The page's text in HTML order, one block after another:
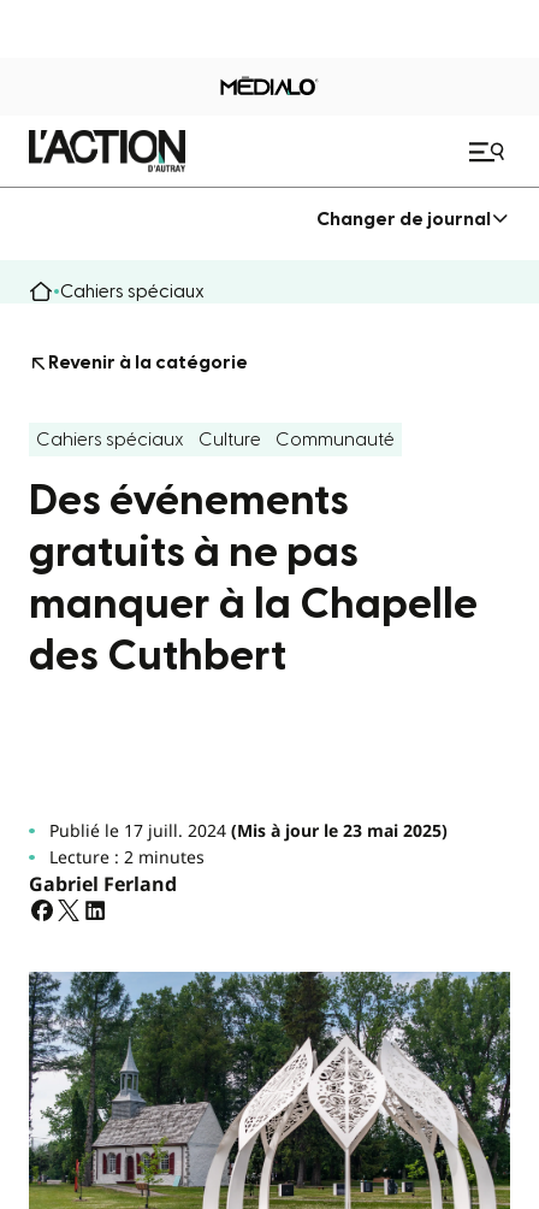
Changer de journal
Cahiers spéciaux
Revenir à la catégorie
Cahiers spéciaux Culture Communauté
Des événements
gratuits à ne pas
manquer à la Chapelle
des Cuthbert
Publié le 17 juill. 2024(Mis à jour le 23 mai 2025)
Lecture : 2 minutes
Gabriel Ferland